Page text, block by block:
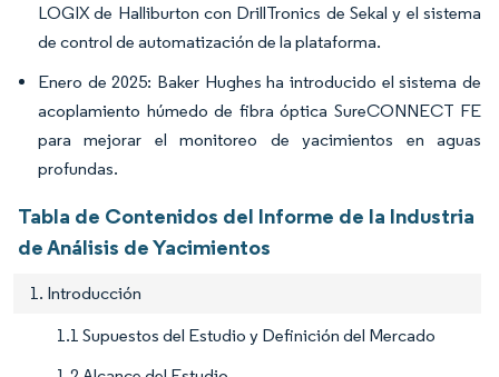
LOGIX de Halliburton con DrillTronics de Sekal y el sistema
de control de automatización de la plataforma.
Enero de 2025: Baker Hughes ha introducido el sistema de
acoplamiento húmedo de fibra óptica SureCONNECT FE
para mejorar el monitoreo de yacimientos en aguas
profundas.
Tabla de Contenidos del Informe de la Industria
de Análisis de Yacimientos
1. Introducción
1.1 Supuestos del Estudio y Definición del Mercado